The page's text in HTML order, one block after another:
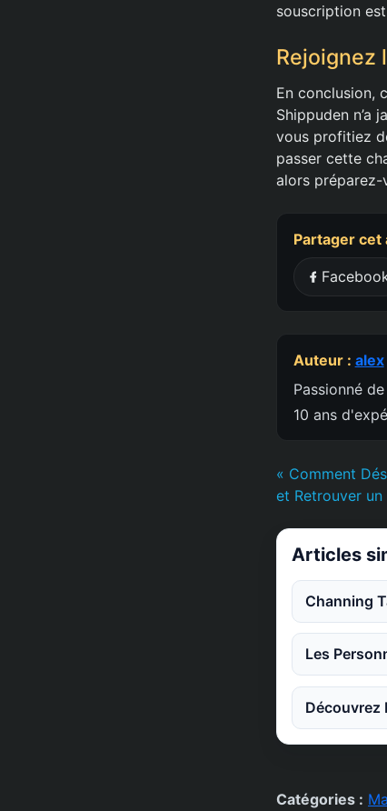
souscription
Rejoignez
En conclusion,
Shippuden n’a
vous profitiez
passer cette
alors préparez-
Partager cet
Auteur : alex
Passionné
10 ans
« Comment
et Retrouver
Articles
Channing
Les
Découvrez
Catégories :